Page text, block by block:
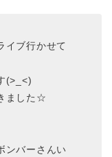
イブ行かせて
(>_<)
ました☆
ンバーさんい